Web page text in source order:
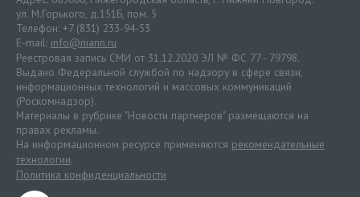
ул. М.Горького, д.151Б, пом. 5
Телефон: +7 (831) 233-94-53
E-mail: info@niann.ru
Реестровая запись СМИ от 31.12.2020 ЭЛ № ФС 77 - 79798.
Выдано Федеральной службой по надзору в сфере связи,
информационных технологий и массовых коммуникаций
(Роскомнадзор).
Материалы в рубрике "Новости партнеров" размещаются на
правах рекламы.
На информационном ресурсе применяются рекомендательные
технологии.
Политика конфиденциальности